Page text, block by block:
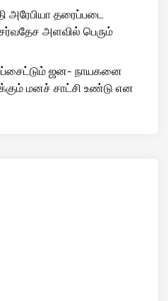
அரேபியா தரைப்படை
அளவில் பெரும்
ஜன- நாயகனை
மனச் சாட்சி உண்டு என